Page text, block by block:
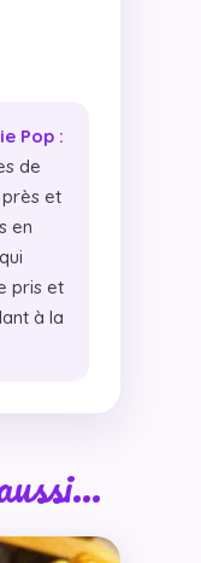
Pop :
de
et
en
pris et
à la